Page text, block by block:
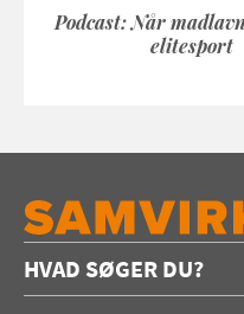
Podcast: Når
elitesport
HVAD SØGER DU?